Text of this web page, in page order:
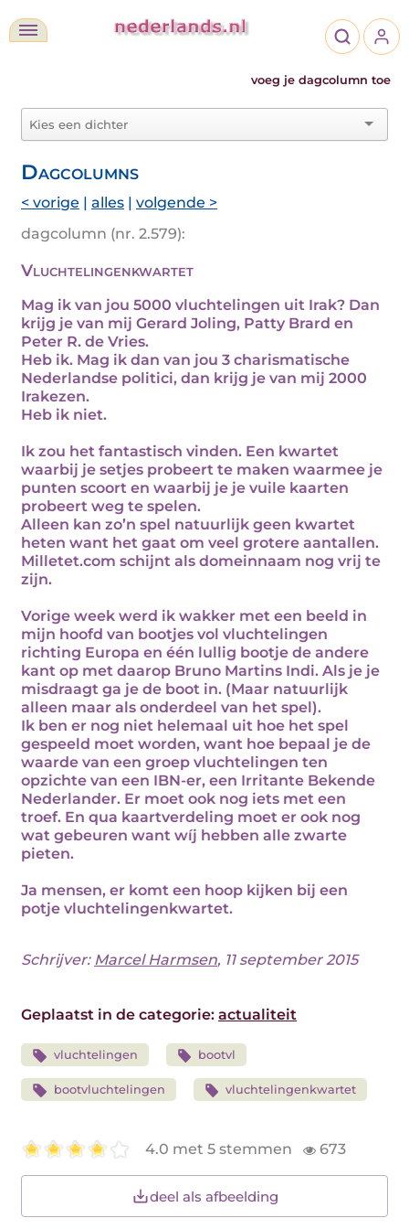
voeg je dagcolumn toe
Dagcolumns
< vorige | alles | volgende >
dagcolumn (nr. 2.579):
Vluchtelingenkwartet
Mag ik van jou 5000 vluchtelingen uit Irak? Dan
krijg je van mij Gerard Joling, Patty Brard en
Peter R. de Vries.
Heb ik. Mag ik dan van jou 3 charismatische
Nederlandse politici, dan krijg je van mij 2000
Irakezen.
Heb ik niet.
Ik zou het fantastisch vinden. Een kwartet
waarbij je setjes probeert te maken waarmee je
punten scoort en waarbij je je vuile kaarten
probeert weg te spelen.
Alleen kan zo’n spel natuurlijk geen kwartet
heten want het gaat om veel grotere aantallen.
Milletet.com schijnt als domeinnaam nog vrij te
zijn.
Vorige week werd ik wakker met een beeld in
mijn hoofd van bootjes vol vluchtelingen
richting Europa en één lullig bootje de andere
kant op met daarop Bruno Martins Indi. Als je je
misdraagt ga je de boot in. (Maar natuurlijk
alleen maar als onderdeel van het spel).
Ik ben er nog niet helemaal uit hoe het spel
gespeeld moet worden, want hoe bepaal je de
waarde van een groep vluchtelingen ten
opzichte van een IBN-er, een Irritante Bekende
Nederlander. Er moet ook nog iets met een
troef. En qua kaartverdeling moet er ook nog
wat gebeuren want wíj hebben alle zwarte
pieten.
Ja mensen, er komt een hoop kijken bij een
potje vluchtelingenkwartet.
Schrijver: Marcel Harmsen, 11 september 2015
Geplaatst in de categorie: actualiteit
vluchtelingen bootvl
bootvluchtelingen vluchtelingenkwartet
4.0 met 5 stemmen 673
deel als afbeelding